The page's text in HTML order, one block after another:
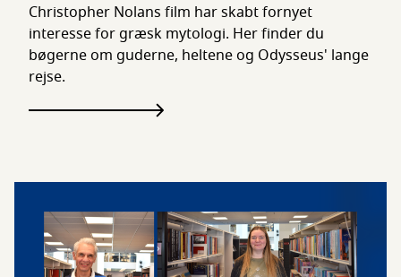
Christopher Nolans film har skabt fornyet
interesse for græsk mytologi. Her finder du
bøgerne om guderne, heltene og Odysseus' lange
rejse.